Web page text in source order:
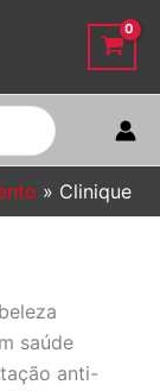
Clinique
saúde
anti-